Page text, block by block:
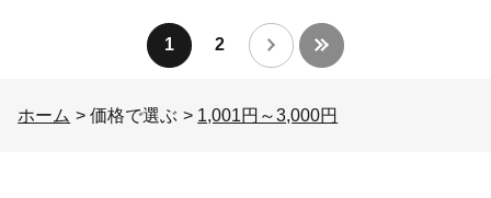
1 2
ホーム >価格で選ぶ > 1,001円～3,000円